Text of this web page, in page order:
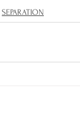
SEPARATION